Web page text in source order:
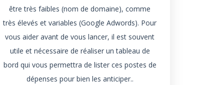
être très faibles (nom de domaine), comme
très élevés et variables (Google Adwords). Pour
vous aider avant de vous lancer, il est souvent
utile et nécessaire de réaliser un tableau de
bord qui vous permettra de lister ces postes de
dépenses pour bien les anticiper..